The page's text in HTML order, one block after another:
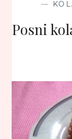
—
Posni